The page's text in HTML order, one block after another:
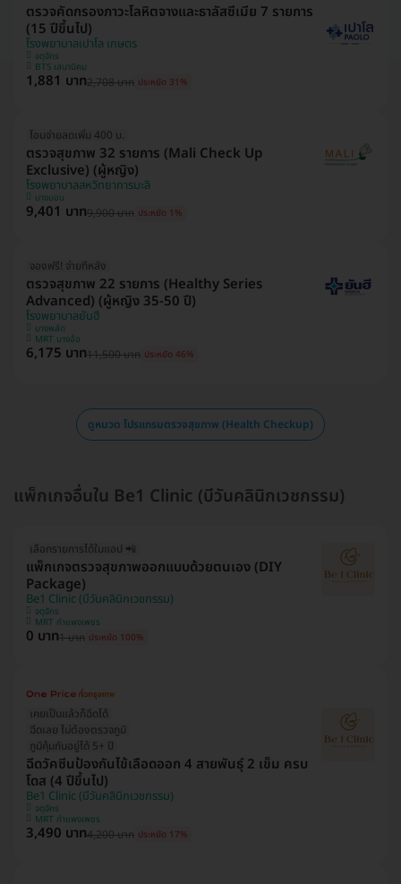
ตรวจคัดกรองภาวะโลหิตจางและธาลัสซีเมีย 7 รายการ
(15 ปีขึ้นไป)
โรงพยาบาลเปาโล เกษตร
จตุจักร
BTS เสนานิคม
1,881 บาท2,708 บาท ประหยัด 31%
โอนจ่ายลดเพิ่ม 400 บ.
ตรวจสุขภาพ 32 รายการ (Mali Check Up
Exclusive) (ผู้หญิง)
โรงพยาบาลสหวิทยาการมะลิ
บางบอน
9,401 บาท9,900 บาท ประหยัด 1%
จองฟรี! จ่ายทีหลัง
ตรวจสุขภาพ 22 รายการ (Healthy Series
Advanced) (ผู้หญิง 35-50 ปี)
โรงพยาบาลยันฮี
บางพลัด
MRT บางอ้อ
6,175 บาท11,500 บาท ประหยัด 46%
ดูหมวด โปรแกรมตรวจสุขภาพ (Health Checkup)
แพ็กเกจอื่นใน Be1 Clinic (บีวันคลินิกเวชกรรม)
เลือกรายการได้ในแอป 📲
แพ็กเกจตรวจสุขภาพออกแบบด้วยตนเอง (DIY
Package)
Be1 Clinic (บีวันคลินิกเวชกรรม)
จตุจักร
MRT กำแพงเพชร
0 บาท1 บาท ประหยัด 100%
เคยเป็นแล้วก็ฉีดได้
ฉีดเลย ไม่ต้องตรวจภูมิ
ภูมิคุ้มกันอยู่ได้ 5+ ปี
ฉีดวัคซีนป้องกันไข้เลือดออก 4 สายพันธุ์ 2 เข็ม ครบ
โดส (4 ปีขึ้นไป)
Be1 Clinic (บีวันคลินิกเวชกรรม)
จตุจักร
MRT กำแพงเพชร
3,490 บาท4,200 บาท ประหยัด 17%